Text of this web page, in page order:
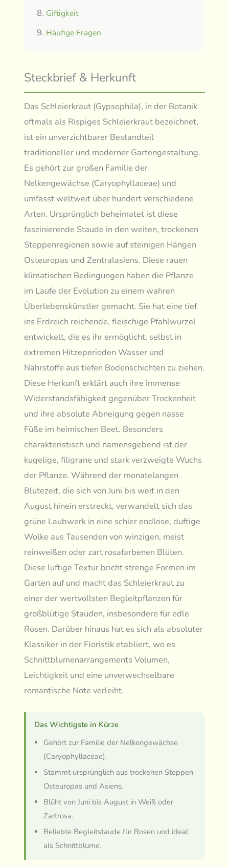
Giftigkeit
Häufige Fragen
Steckbrief & Herkunft
Das Schleierkraut (Gypsophila), in der Botanik
oftmals als Rispiges Schleierkraut bezeichnet,
ist ein unverzichtbarer Bestandteil
traditioneller und moderner Gartengestaltung.
Es gehört zur großen Familie der
Nelkengewächse (Caryophyllaceae) und
umfasst weltweit über hundert verschiedene
Arten. Ursprünglich beheimatet ist diese
faszinierende Staude in den weiten, trockenen
Steppenregionen sowie auf steinigen Hängen
Osteuropas und Zentralasiens. Diese rauen
klimatischen Bedingungen haben die Pflanze
im Laufe der Evolution zu einem wahren
Überlebenskünstler gemacht. Sie hat eine tief
ins Erdreich reichende, fleischige Pfahlwurzel
entwickelt, die es ihr ermöglicht, selbst in
extremen Hitzeperioden Wasser und
Nährstoffe aus tiefen Bodenschichten zu ziehen.
Diese Herkunft erklärt auch ihre immense
Widerstandsfähigkeit gegenüber Trockenheit
und ihre absolute Abneigung gegen nasse
Füße im heimischen Beet. Besonders
charakteristisch und namensgebend ist der
kugelige, filigrane und stark verzweigte Wuchs
der Pflanze. Während der monatelangen
Blütezeit, die sich von Juni bis weit in den
August hinein erstreckt, verwandelt sich das
grüne Laubwerk in eine schier endlose, duftige
Wolke aus Tausenden von winzigen, meist
reinweißen oder zart rosafarbenen Blüten.
Diese luftige Textur bricht strenge Formen im
Garten auf und macht das Schleierkraut zu
einer der wertvollsten Begleitpflanzen für
großblütige Stauden, insbesondere für edle
Rosen. Darüber hinaus hat es sich als absoluter
Klassiker in der Floristik etabliert, wo es
Schnittblumenarrangements Volumen,
Leichtigkeit und eine unverwechselbare
romantische Note verleiht.
Das Wichtigste in Kürze
Gehört zur Familie der Nelkengewächse
(Caryophyllaceae).
Stammt ursprünglich aus trockenen Steppen
Osteuropas und Asiens.
Blüht von Juni bis August in Weiß oder
Zartrosa.
Beliebte Begleitstaude für Rosen und ideal
als Schnittblume.